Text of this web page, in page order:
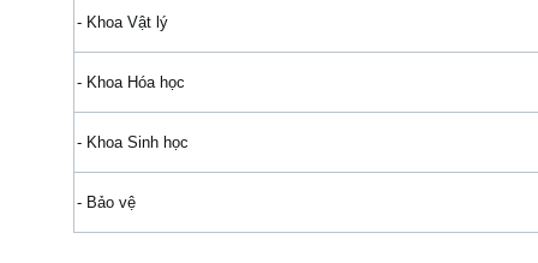
- Khoa Vật lý
- Khoa Hóa học
- Khoa Sinh học
- Bảo vệ